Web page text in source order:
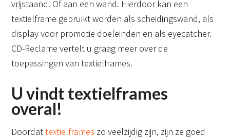
vrijstaand. Of aan een wand. Hierdoor kan een
textielframe gebruikt worden als scheidingswand, als
display voor promotie doeleinden en als eyecatcher.
CD-Reclame vertelt u graag meer over de
toepassingen van textielframes.
U vindt textielframes
overal!
Doordattextielframes zo veelzijdig zijn, zijn ze goed